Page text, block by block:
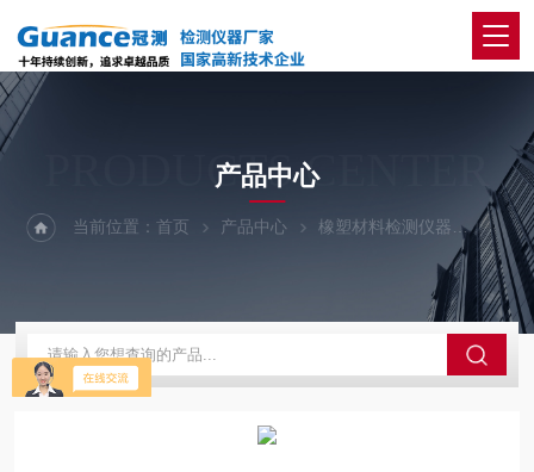
PRODUCTS CENTER
产品中心
当前位置：首页 产品中心 橡塑材料检测仪器 M-